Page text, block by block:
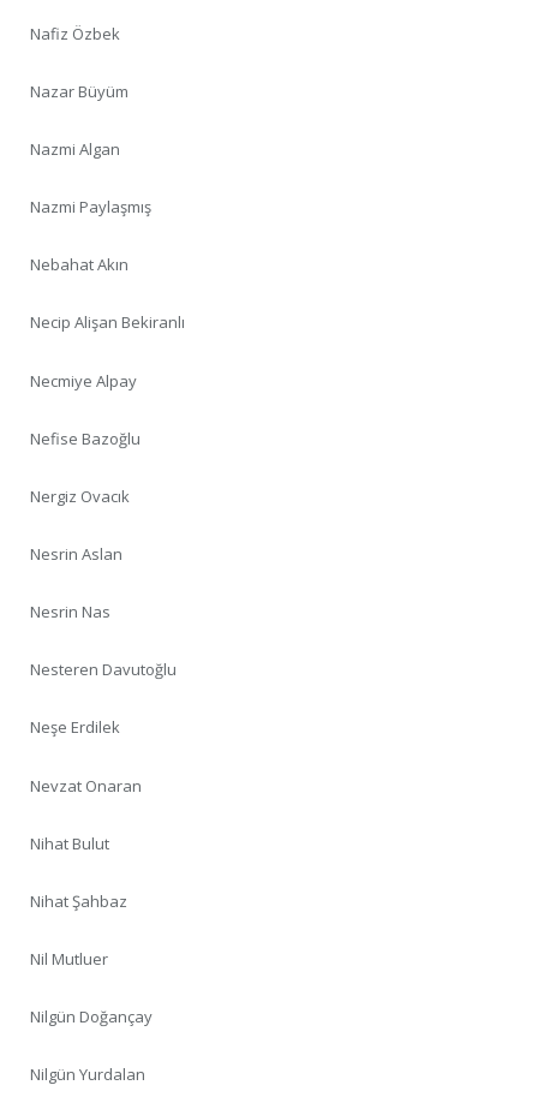
Nafiz Özbek
Nazar Büyüm
Nazmi Algan
Nazmi Paylaşmış
Nebahat Akın
Necip Alişan Bekiranlı
Necmiye Alpay
Nefise Bazoğlu
Nergiz Ovacık
Nesrin Aslan
Nesrin Nas
Nesteren Davutoğlu
Neşe Erdilek
Nevzat Onaran
Nihat Bulut
Nihat Şahbaz
Nil Mutluer
Nilgün Doğançay
Nilgün Yurdalan